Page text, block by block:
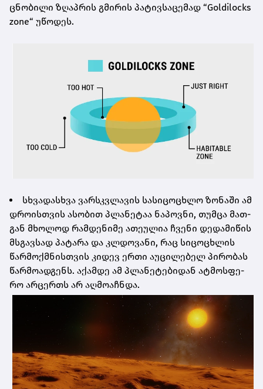
ცნო­ბი­ლი ზღაპ­რის გმი­რის პა­ტივ­სა­ცე­მად “Goldilocks
zone“ უწო­დეს.
სხვა­დას­ხვა ვარ­სკვლა­ვის სა­სი­ცო­ცხლო ზო­ნა­ში ამ
დრო­ის­თვის ასო­ბით პლა­ნე­ტაა ნა­პოვ­ნი, თუმ­ცა მათ­
გან მხო­ლოდ რამ­დე­ნი­მე ათე­უ­ლია ჩვე­ნი დე­და­მი­წის
მსგავ­სად პა­ტა­რა და კლდო­ვა­ნი, რაც სი­ცო­ცხლის
წარ­მოქ­მნის­თვის კი­დევ ერთი აუ­ცი­ლე­ბელ პი­რო­ბას
წარ­მო­ად­გენს. აქამ­დე ამ პლა­ნე­ტე­ბი­დან ატ­მოს­ფე­
რო არ­ცერ­თს არ აღ­მო­აჩ­ნდა.